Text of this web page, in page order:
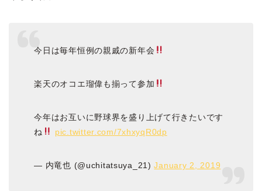
今日は毎年恒例の親戚の新年会
楽天のオコエ瑠偉も揃って参加
今年はお互いに野球界を盛り上げて行きたいです
ね
pic.twitter.com/7xhxyqR0dp
— 内竜也 (@uchitatsuya_21)January 2, 2019